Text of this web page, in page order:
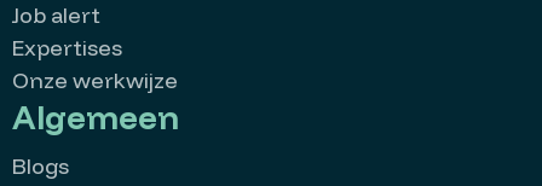
Job alert
Expertises
Onze werkwijze
Algemeen
Blogs